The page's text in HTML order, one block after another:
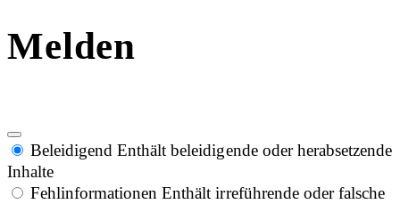
Melden
Beleidigend Enthält beleidigende oder herabsetzende
Inhalte
Fehlinformationen Enthält irreführende oder falsche